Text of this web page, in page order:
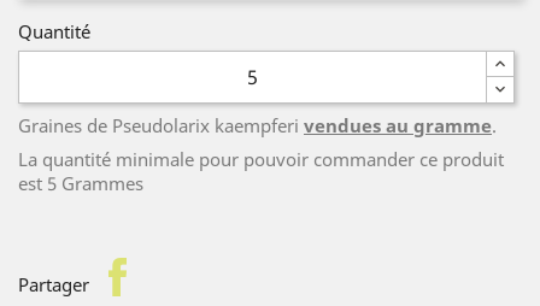
Quantité
Graines de Pseudolarix kaempferi vendues au gramme.
La quantité minimale pour pouvoir commander ce produit
est 5 Grammes
Partager facebook